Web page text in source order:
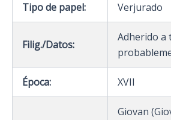
Tipo de papel: Verjurado
Filig./Datos:
Adherido a
Época: XVII
Giovan